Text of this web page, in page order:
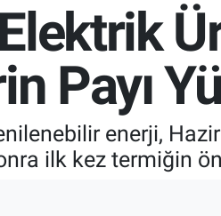
Payı
enerji,
ilk kez termiğin